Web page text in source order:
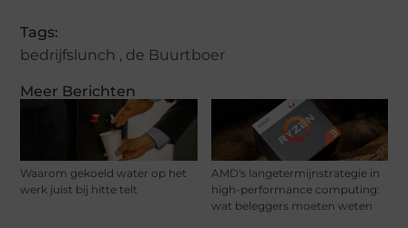
Meer Berichten
Waarom gekoeld water op het
werk juist bij hitte telt
AMD's langetermijnstrategie in
high-performance computing:
wat beleggers moeten weten
Tags:
bedrijfslunch , de Buurtboer